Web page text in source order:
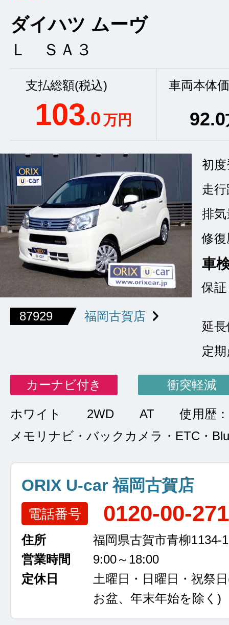
ダイハツ ムーヴ
Ｌ ＳＡ３
支払総額(税込)
103.0万円
車両本体
92.0
87929 福岡古賀店
初
走
排気
修復
車
保証
延
定
カーナビ付き 衝突軽減
ホワイト 2WD AT
使用歴
メモリナビ・バックカメラ・ETC・
ORIX U-car 福岡古賀店
電話番号 0120-00-
住所
福岡県古賀市青柳1134-1
営業時間
9:00～18:00
定休日
土曜日・日曜日・祝祭日
お盆、年末年始を除く)